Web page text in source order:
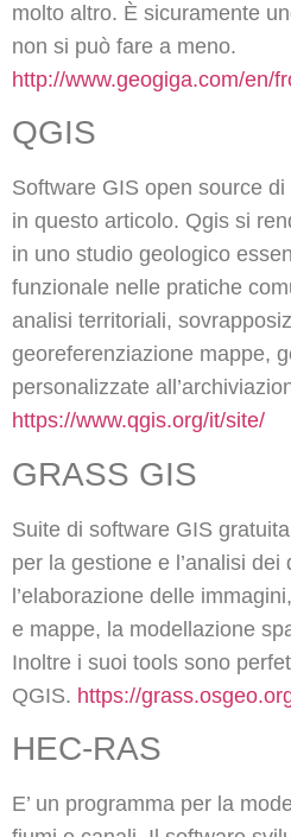
molto altro. È sicuramente
non si può fare a meno.
http://www.geogiga.com/en/
QGIS
Software GIS open source
in questo articolo. Qgis si
in uno studio geologico
funzionale nelle pratiche
analisi territoriali,
georeferenziazione mappe,
personalizzate
https://www.qgis.org/it/site/
GRASS GIS
Suite di software GIS gratuita
per la gestione e l’analisi dei
l’elaborazione delle
e mappe, la modellazione
Inoltre i suoi tools sono
QGIS. https://
HEC-RAS
E’ un programma per la